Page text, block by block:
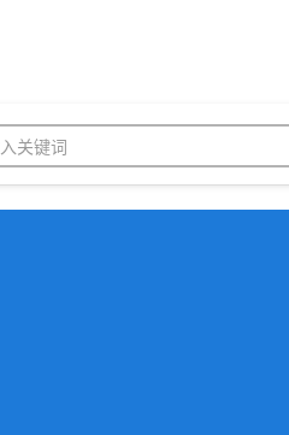
工业标识解